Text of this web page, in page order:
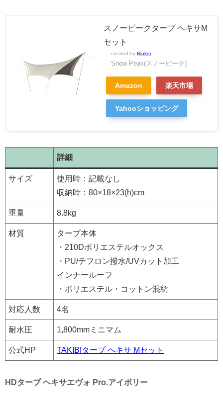
スノーピークタープ ヘキサM
セット
created by Rinker
Snow Peak(スノーピーク)
Amazon 楽天市場
Yahooショッピング
詳細
サイズ
使用時：記載なし
収納時：80×18×23(h)cm
重量 8.8kg
材質
タープ本体
・210Dポリエステルオックス
・PU/テフロン撥水/UVカット加工
インナールーフ
・ポリエステル・コットン混紡
対応人数 4名
耐水圧 1,800mmミニマム
公式HP TAKIBIタープ ヘキサ Mセット
HDタープ ヘキサエヴォ Pro.アイボリー